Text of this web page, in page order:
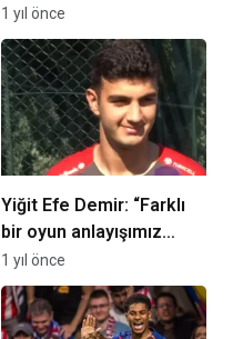
Trabzonspor’un gençleri
için taraftarlara seslendi
1 yıl önce
Yiğit Efe Demir: “Farklı
bir oyun anlayışımız
olacak”
1 yıl önce